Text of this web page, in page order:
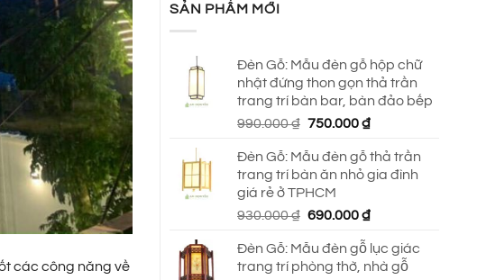
các công năng về
SẢN PHẨM MỚI
Đèn Gỗ: Mẫu đèn gỗ hộp chữ
nhật đứng thon gọn thả trần
trang trí bàn bar, bàn đảo bếp
990.000₫ Giá
là:
990.000 ₫.
750.000₫Giá
tại
là:
Đèn Gỗ: Mẫu đèn gỗ thả trần
trang trí bàn ăn nhỏ gia đình
giá rẻ ở TPHCM
930.000₫ Giá
là:
930.000 ₫.
690.000₫Giá
tại
là:
Đèn Gỗ: Mẫu đèn gỗ lục giác
trang trí phòng thờ, nhà gỗ